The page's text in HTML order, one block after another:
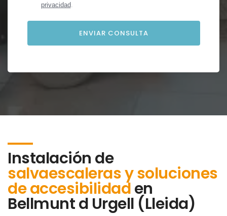
privacidad.
Instalación de
salvaescaleras y soluciones
de accesibilidaden
Bellmunt d Urgell (Lleida)